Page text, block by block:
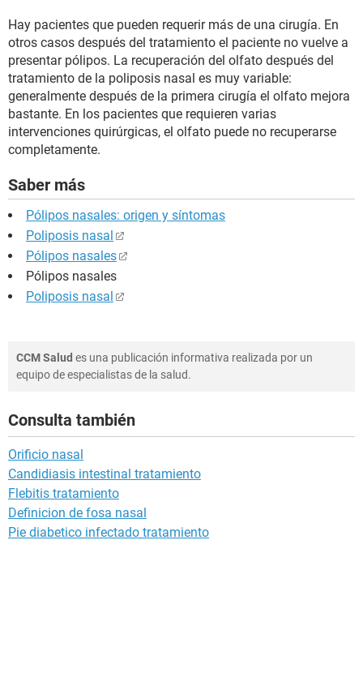
Hay pacientes que pueden requerir más de una cirugía. En
otros casos después del tratamiento el paciente no vuelve a
presentar pólipos. La recuperación del olfato después del
tratamiento de la poliposis nasal es muy variable:
generalmente después de la primera cirugía el olfato mejora
bastante. En los pacientes que requieren varias
intervenciones quirúrgicas, el olfato puede no recuperarse
completamente.
Saber más
Pólipos nasales: origen y síntomas
Poliposis nasal
Pólipos nasales
Pólipos nasales
Poliposis nasal
CCM Salud es una publicación informativa realizada por un
equipo de especialistas de la salud.
Consulta también
Orificio nasal
Candidiasis intestinal tratamiento
Flebitis tratamiento
Definicion de fosa nasal
Pie diabetico infectado tratamiento